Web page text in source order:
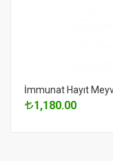
İmmunat Hayıt
1,180.00